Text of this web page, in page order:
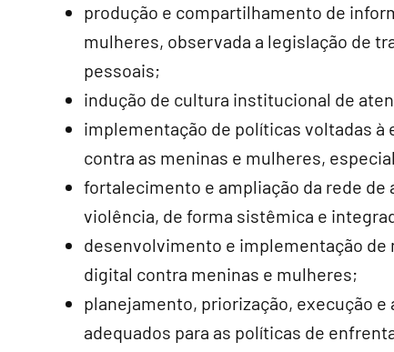
produção e compartilhamento de
mulheres, observada a legislação de
pessoais;
indução de cultura institucional de
implementação de políticas voltadas à
contra as meninas e mulheres,
fortalecimento e ampliação da rede
violência, de forma sistêmica e
desenvolvimento e implementação
digital contra meninas e mulheres;
planejamento, priorização, execução
adequados para as políticas de